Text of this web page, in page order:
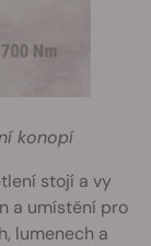
konopí
stojí a vy
a umístění pro
lumenech a